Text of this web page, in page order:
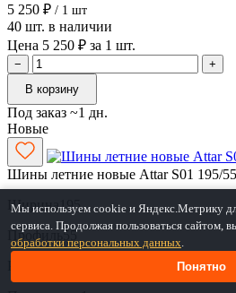
5 250 ₽ / 1 шт
40 шт. в наличии
Цена 5 250 ₽ за 1 шт.
−
+
В корзину
Под заказ ~1 дн.
Новые
Шины летние новые Attar S01 195/
Ширина195
Профиль 55
Мы используем cookie и Яндекс.Метрику
сервиса. Продолжая пользоваться сайтом,
обработки персональных данных.
Понятно